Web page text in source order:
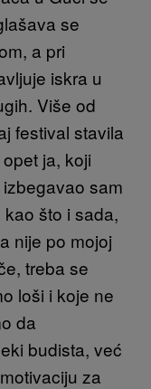
se
a pri
iskra u
Više od
festival stavila
ja, koji
sam
što i sada,
nije po mojoj
treba se
loši i koje ne
da
budista, već
za